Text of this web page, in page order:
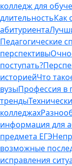
колледж для
длительностьКак
абитуриента
Педагогические
перспективы
поступать?
историейЧто
вузыПрофессия в
тренды
колледжах
информация для
предмета ЕГЭ
возможные
исправления